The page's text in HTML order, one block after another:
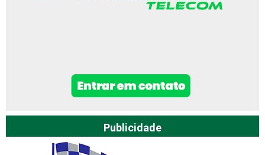
Publicidade